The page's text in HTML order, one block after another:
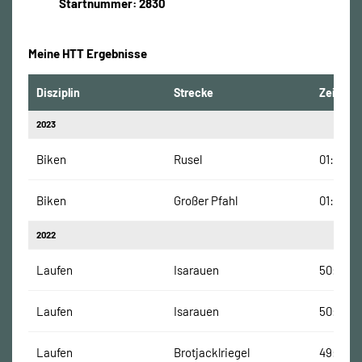
Startnummer: 2830
Meine HTT Ergebnisse
Disziplin Strecke Zeit
2023
Biken Rusel 01:16:11
Biken Großer Pfahl
2022
Laufen Isarauen 50:12
Laufen Isarauen 50:12
Laufen Brotjacklriegel 49:15